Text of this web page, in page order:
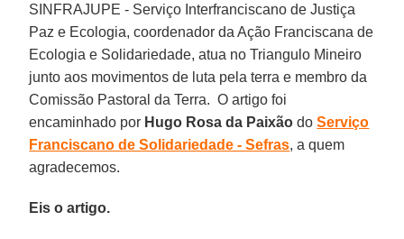
SINFRAJUPE - Serviço Interfranciscano de Justiça
Paz e Ecologia, coordenador da Ação Franciscana de
Ecologia e Solidariedade, atua no Triangulo Mineiro
junto aos movimentos de luta pela terra e membro da
Comissão Pastoral da Terra. O artigo foi
encaminhado por Hugo Rosa da Paixão doServiço
Franciscano de Solidariedade - Sefras, a quem
agradecemos.
Eis o artigo.